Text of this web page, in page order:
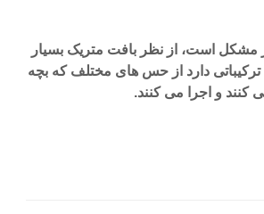
مشکل است، از نظر بافت متریک بسیار
دارد از حس های مختلف که بچه
کنند و اجرا می کنند.